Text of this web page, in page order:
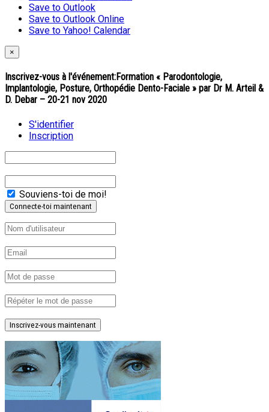
Save to Outlook
Save to Outlook Online
Save to Yahoo! Calendar
×
Inscrivez-vous à l'événement:Formation « Parodontologie,
Implantologie, Posture, Orthopédie Dento-Faciale » par Dr M. Arteil &
D. Debar – 20-21 nov 2020
S'identifier
Inscription
Souviens-toi de moi!
Inscrivez-vous maintenant